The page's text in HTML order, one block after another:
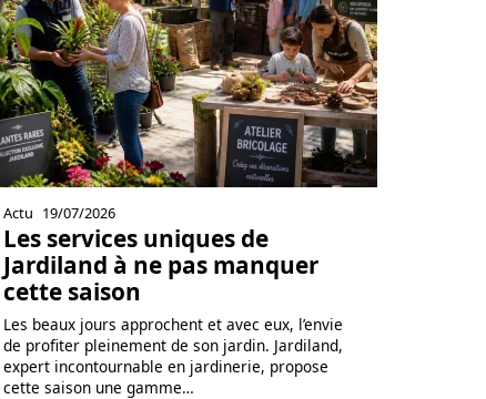
Actu 19/07/2026
Les services uniques de
Jardiland à ne pas manquer
cette saison
Les beaux jours approchent et avec eux, l’envie
de profiter pleinement de son jardin. Jardiland,
expert incontournable en jardinerie, propose
cette saison une gamme…